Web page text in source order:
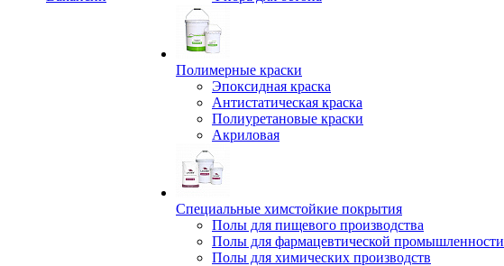
Полимерные краски
Эпоксидная краска
Антистатическая краска
Полиуретановые краски
Акриловая
Специальные химстойкие покрытия
Полы для пищевого производства
Полы для фармацевтической промышленности
Полы для химических производств